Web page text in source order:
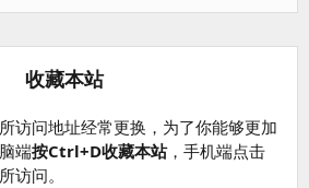
收藏本站
访问地址经常更换，为了你能够更加
端按Ctrl+D收藏本站，手机端点击
访问。